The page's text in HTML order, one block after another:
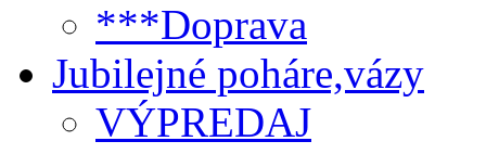
***Doprava
Jubilejné poháre,vázy
VÝPREDAJ